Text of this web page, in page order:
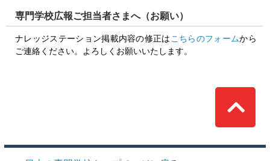
専門学校広報ご担当者さまへ（お願い）
ナレッジステーション掲載内容の修正は こちらのフォームから
ご連絡ください。よろしくお願いいたします。
Top